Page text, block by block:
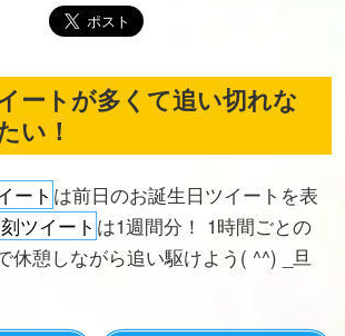
ートが多くて追い切れな
い！
ート は前日のお誕生日ツイートを表
ツイート は1週間分！ 1時間ごとの
休憩しながら追い駆けよう( ^^) _旦